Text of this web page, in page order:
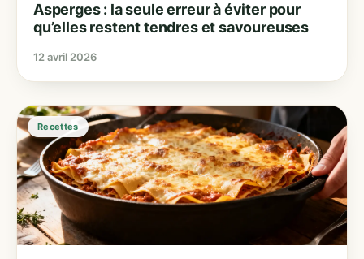
Asperges : la seule erreur à éviter pour
qu’elles restent tendres et savoureuses
12 avril 2026
Recettes